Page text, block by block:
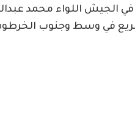
الجيش اللواء محمد
في وسط وجنوب